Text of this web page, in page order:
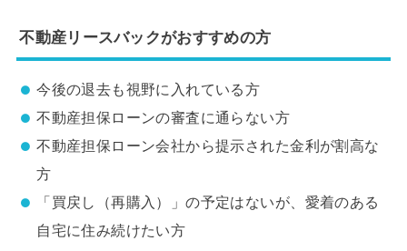
不動産リースバックがおすすめの方
今後の退去も視野に入れている方
不動産担保ローンの審査に通らない方
不動産担保ローン会社から提示された金利が割高な
方
「買戻し（再購入）」の予定はないが、愛着のある
自宅に住み続けたい方